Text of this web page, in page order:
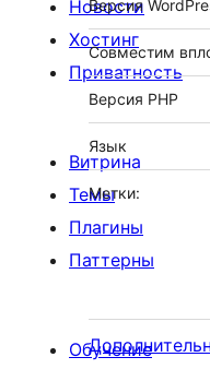
Версия
Совместим
Версия PHP
Язык
Метки:
Новости
Хостинг
Приватность
Витрина
Темы
Плагины
Паттерны
Обучение